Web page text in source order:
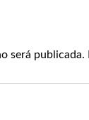
será publicada.